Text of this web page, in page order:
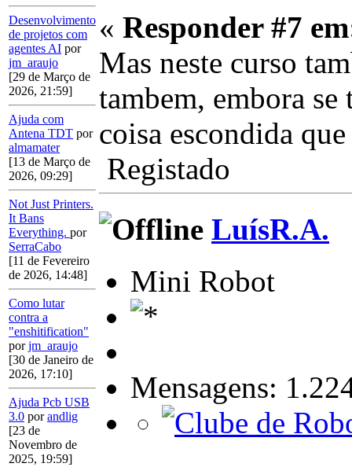
Desenvolvimento
de projetos com
agentes AI por
jm_araujo
[29 de Março de
2026, 21:59]
Ajuda com
Antena TDT por
almamater
[13 de Março de
2026, 09:29]
Not Just Printers.
It Bans
Everything. por
SerraCabo
[11 de Fevereiro
de 2026, 14:48]
Como lutar
contra a
"enshitification"
porjm_araujo
[30 de Janeiro de
2026, 17:10]
Ajuda Pcb USB
3.0 porandlig
[23 de
Novembro de
2025, 19:59]
« Responder #7
Mas neste curso
tambem, embora
coisa escondida
Registado
LuísR.A.
Mini Robot
Mensagens: